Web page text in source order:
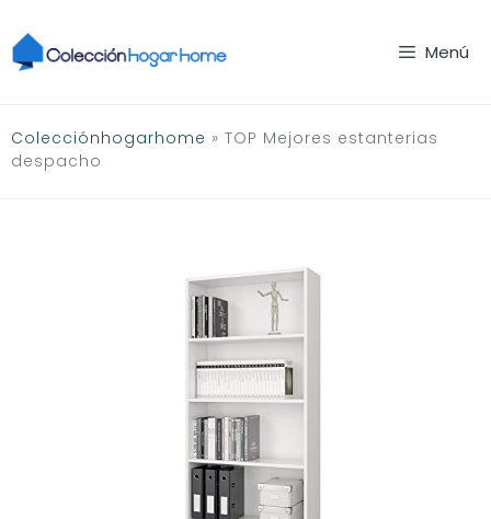
al
contenido
Menú
Colecciónhogarhome » TOP Mejores estanterias
despacho